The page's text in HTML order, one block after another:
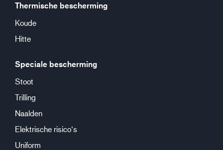
Thermische bescherming
Koude
Hitte
Speciale bescherming
Stoot
Trilling
Naalden
Elektrische risico‘s
Uniform